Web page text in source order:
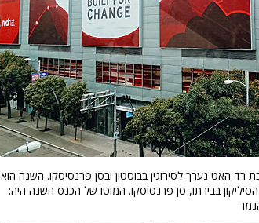
האט נערך לסירוגין בבוסטון ובסן פרנסיסקו. השנה הוא
בבירתו, סן פרנסיסקו. המוטו של הכנס השנה היה: